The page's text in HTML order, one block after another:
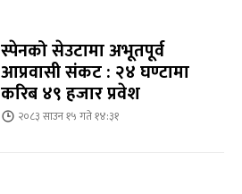
स्पेनको सेउटामा अभूतपूर्व
आप्रवासी संकट : २४ घण्टामा
करिब ४९ हजार प्रवेश
२०८३ साउन १५ गते १४:३१